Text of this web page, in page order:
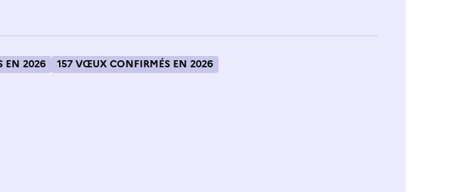
EN 2026 157 VŒUX CONFIRMÉS EN 2026